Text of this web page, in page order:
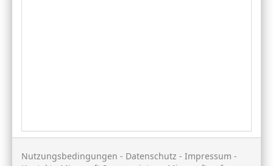
Nutzungsbedingungen - Datenschutz - Impressum -